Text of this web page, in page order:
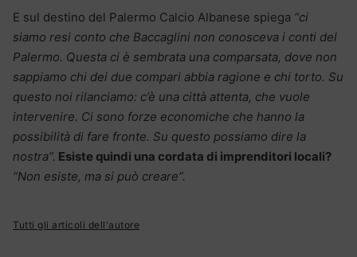
E sul destino del Palermo Calcio Albanese spiega “ci
siamo resi conto che Baccaglini non conosceva i conti del
Palermo. Questa ci è sembrata una comparsata, dove non
sappiamo chi dei due compari abbia ragione e chi torto. Su
questo noi rilanciamo: c’è una città attenta, che vuole
intervenire. Ci sono forze economiche che hanno la
possibilità di fare fronte. Su questo possiamo dire la
nostra”. Esiste quindi una cordata di imprenditori locali?
“Non esiste, ma si può creare”.
Tutti gli articoli dell'autore